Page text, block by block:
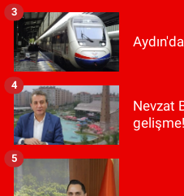
3
Nevzat
gelişme!
4
5